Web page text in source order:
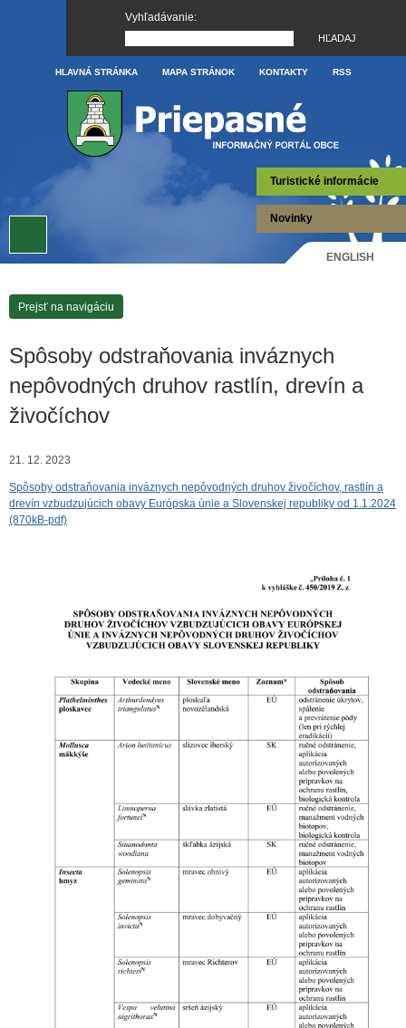
Turistické informácie
Novinky
HLAVNÁ STRÁNKA MAPA STRÁNOK KONTAKTY RSS
Vyhľadávanie:
ENGLISH
Prejsť na navigáciu
Spôsoby odstraňovania inváznych
nepôvodných druhov rastlín, drevín a
živočíchov
21. 12. 2023
Spôsoby odstraňovania inváznych nepôvodných druhov živočíchov, rastlín a
drevín vzbudzujúcich obavy Európska únie a Slovenskej republiky od 1.1.2024
(870kB-pdf)